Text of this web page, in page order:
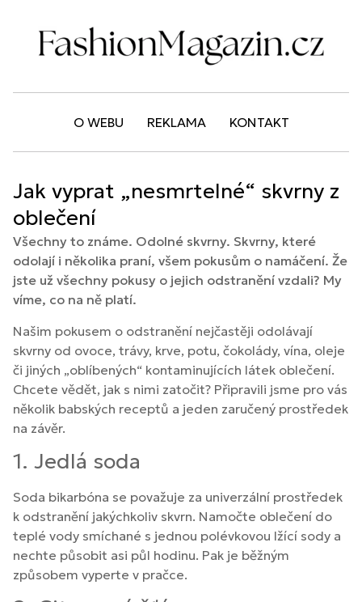
O WEBU REKLAMA KONTAKT
Jak vyprat „nesmrtelné“ skvrny z
oblečení
Všechny to známe. Odolné skvrny. Skvrny, které
odolají i několika praní, všem pokusům o namáčení. Že
jste už všechny pokusy o jejich odstranění vzdali? My
víme, co na ně platí.
Našim pokusem o odstranění nejčastěji odolávají
skvrny od ovoce, trávy, krve, potu, čokolády, vína, oleje
či jiných „oblíbených“ kontaminujících látek oblečení.
Chcete vědět, jak s nimi zatočit? Připravili jsme pro vás
několik babských receptů a jeden zaručený prostředek
na závěr.
1. Jedlá soda
Soda bikarbóna se považuje za univerzální prostředek
k odstranění jakýchkoliv skvrn. Namočte oblečení do
teplé vody smíchané s jednou polévkovou lžící sody a
nechte působit asi půl hodinu. Pak je běžným
způsobem vyperte v pračce.